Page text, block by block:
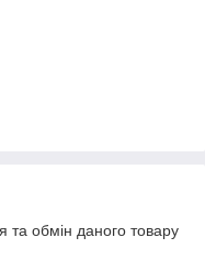
обмін даного товару